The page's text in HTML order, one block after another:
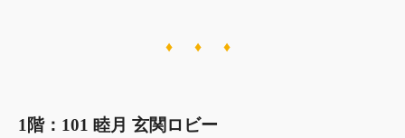
♦ ♦ ♦
1階：101 睦月 玄関ロビー